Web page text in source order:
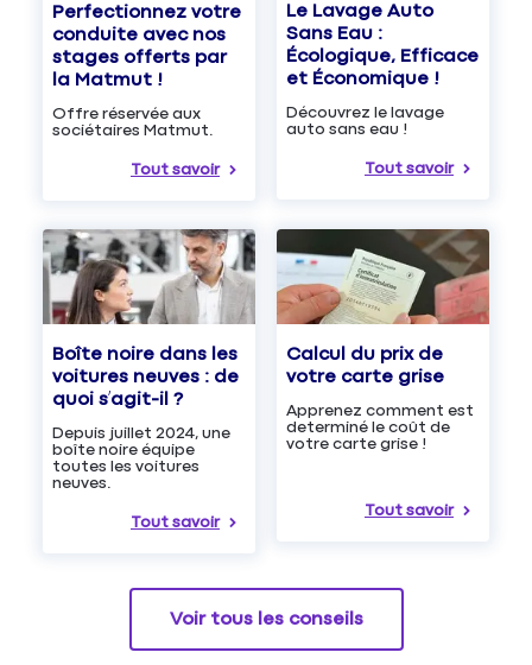
Perfectionnez votre
conduite avec nos
stages offerts par
la Matmut !
Offre réservée aux
sociétaires Matmut.
Tout savoir
Le Lavage Auto
Sans Eau :
Écologique, Efficace
et Économique !
Découvrez le lavage
auto sans eau !
Tout savoir
Boîte noire dans les
voitures neuves : de
quoi s’agit-il ?
Depuis juillet 2024, une
boîte noire équipe
toutes les voitures
neuves.
Tout savoir
Calcul du prix de
votre carte grise
Apprenez comment est
determiné le coût de
votre carte grise !
Tout savoir
Voir tous les conseils